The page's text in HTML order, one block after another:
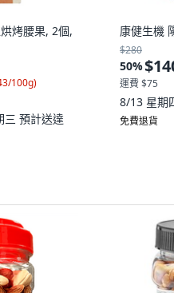
烤腰果, 2個,
100g)
三 預計送達
康健生機
$280
50%
運費 $75
8/13 星期
免費退貨